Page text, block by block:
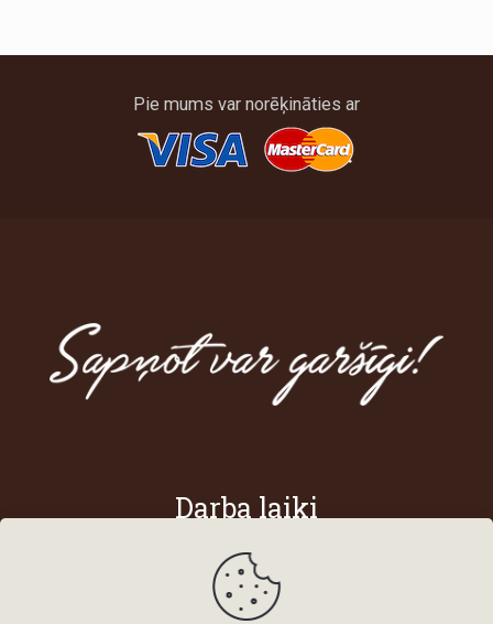
Pie mums var norēķināties ar
Darba laiki
Darba dienās
8:00 - 18:00